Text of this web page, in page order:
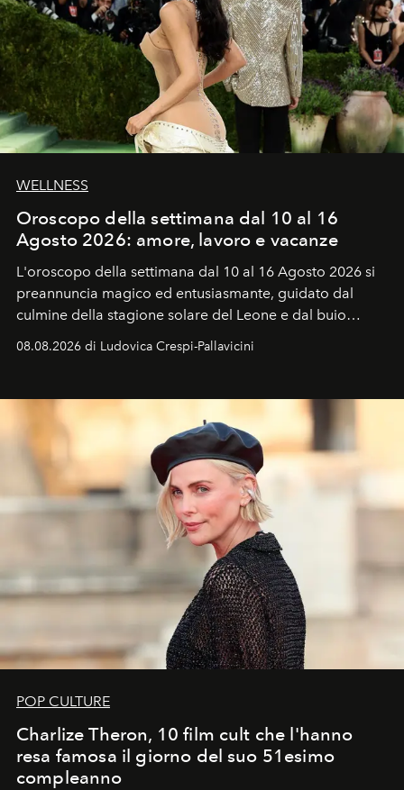
WELLNESS
Oroscopo della settimana dal 10 al 16
Agosto 2026: amore, lavoro e vacanze
L'oroscopo della settimana dal 10 al 16 Agosto 2026 si
preannuncia magico ed entusiasmante, guidato dal
culmine della stagione solare del Leone e dal buio
favorevole della Luna nuova in Leone del 12 agosto,
ideale per la notte delle Perseidi.
08.08.2026 di Ludovica Crespi-Pallavicini
POP CULTURE
Charlize Theron, 10 film cult che l'hanno
resa famosa il giorno del suo 51esimo
compleanno